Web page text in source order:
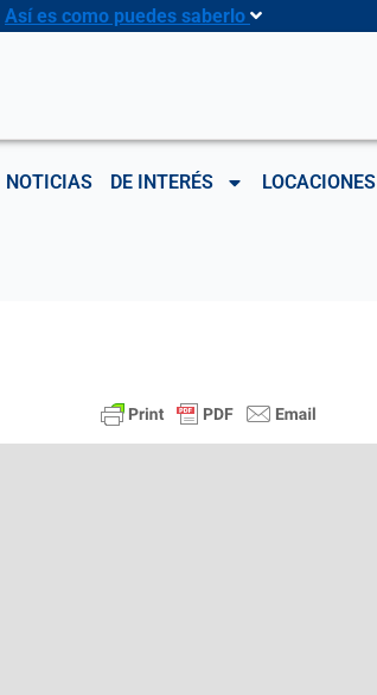
Así es como puedes saberlo
NOTICIAS DE INTERÉS LOCACIONES